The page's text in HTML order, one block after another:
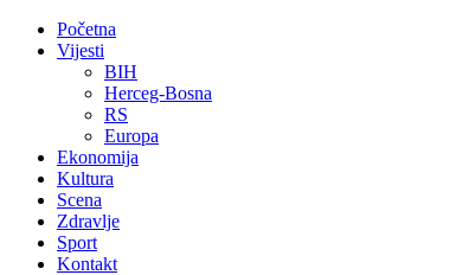
Početna
Vijesti
BIH
Herceg-Bosna
RS
Europa
Ekonomija
Kultura
Scena
Zdravlje
Sport
Kontakt